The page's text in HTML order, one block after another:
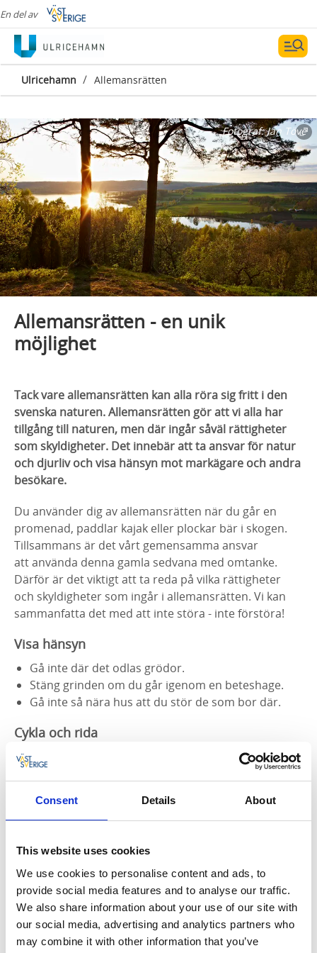
Consent Details About
This website uses cookies
We use cookies to personalise content and ads, to
provide social media features and to analyse our traffic.
We also share information about your use of our site with
our social media, advertising and analytics partners who
may combine it with other information that you’ve
En del av
Ulricehamn / Allemansrätten
Fotograf:Jan Töve
Allemansrätten - en unik
möjlighet
Tack vare allemansrätten kan alla röra sig fritt i den
svenska naturen. Allemansrätten gör att vi alla har
tillgång till naturen, men där ingår såväl rättigheter
som skyldigheter. Det innebär att ta ansvar för natur
och djurliv och visa hänsyn mot markägare och andra
besökare.
Du använder dig av allemansrätten när du går en
promenad, paddlar kajak eller plockar bär i skogen.
Tillsammans är det vårt gemensamma ansvar
att använda denna gamla sedvana med omtanke.
Därför är det viktigt att ta reda på vilka rättigheter
och skyldigheter som ingår i allemansrätten. Vi kan
sammanfatta det med att inte störa - inte förstöra!
Visa hänsyn
Gå inte där det odlas grödor.
Stäng grinden om du går igenom en beteshage.
Gå inte så nära hus att du stör de som bor där.
Cykla och rida
Du får cykla och rida både i naturen och på enskilda
vägar. Undvik blöta marker som lätt skadas. Ibland får
men tänk på att de som springer eller går har
företräde. Du måste visa hänsyn.
Elda och grilla i naturen
Du får göra upp en eld i naturen under säkra
förhållanden. Välj gärna färdiga eldstäder. När det är
torrt kan det vara eldningsförbud och du ansvarar
själv för att ta reda på detta. Mer information hittar
du påSödra Älvsborgs Räddningstjänstförbunds